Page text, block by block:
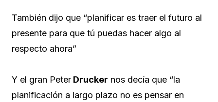
También dijo que “planificar es traer el futuro al
presente para que tú puedas hacer algo al
respecto ahora”
Y el gran Peter Drucker nos decía que “la
planificación a largo plazo no es pensar en